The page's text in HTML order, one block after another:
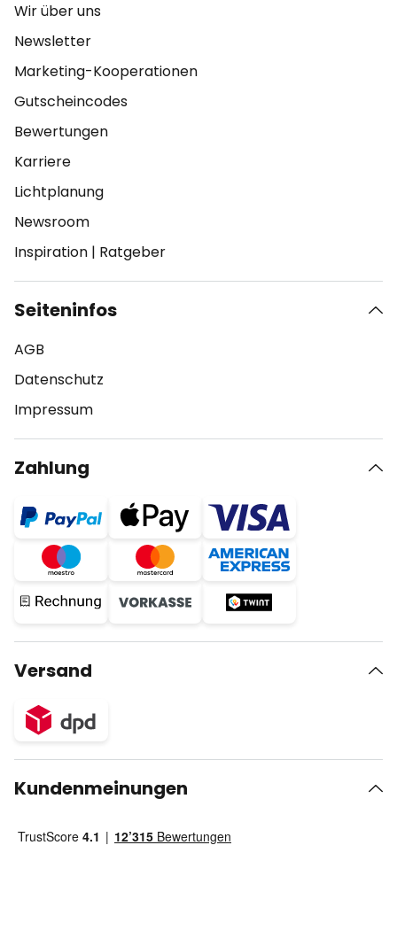
Wir über uns
Newsletter
Marketing-Kooperationen
Gutscheincodes
Bewertungen
Karriere
Lichtplanung
Newsroom
Inspiration | Ratgeber
Seiteninfos
AGB
Datenschutz
Impressum
Zahlung
Versand
Kundenmeinungen